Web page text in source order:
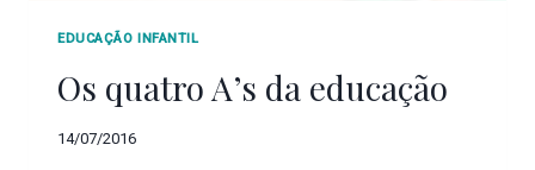
EDUCAÇÃO INFANTIL
Os quatro A’s da educação
14/07/2016